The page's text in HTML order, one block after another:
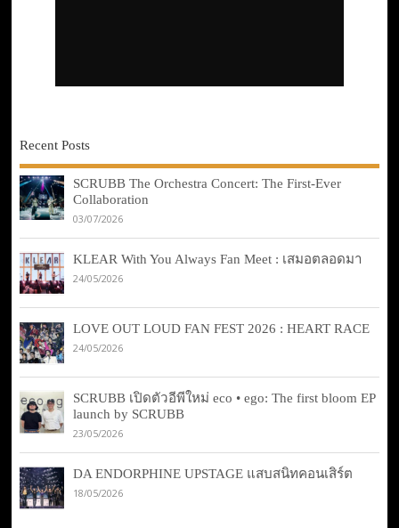
Recent Posts
SCRUBB The Orchestra Concert: The First-Ever
Collaboration
03/07/2026
KLEAR With You Always Fan Meet : เสมอตลอดมา
24/05/2026
LOVE OUT LOUD FAN FEST 2026 : HEART RACE
24/05/2026
SCRUBB เปิดตัวอีพีใหม่ eco • ego: The first bloom EP
launch by SCRUBB
23/05/2026
DA ENDORPHINE UPSTAGE แสบสนิทคอนเสิร์ต
18/05/2026